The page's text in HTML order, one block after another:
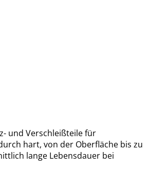
und Verschleißteile für
hart, von der Oberfläche bis zu
lange Lebensdauer bei